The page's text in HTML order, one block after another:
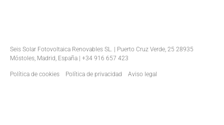
Seis Solar Fotovoltaica Renovables SL. | Puerto Cruz Verde, 25 28935
Móstoles, Madrid, España | +34 916 657 423
Política de cookies Política de privacidad Aviso legal